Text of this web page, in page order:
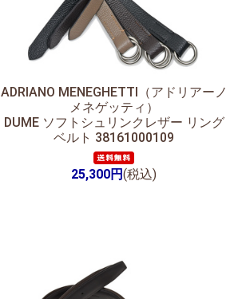
ADRIANO MENEGHETTI（アドリアーノ
メネゲッティ）
DUME ソフトシュリンクレザー リング
ベルト 38161000109
25,300円(税込)